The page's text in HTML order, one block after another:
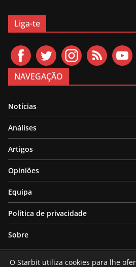
Liga-te
NAVEGAÇÃO
Notícias
Análises
Artigos
Opiniões
Equipa
Política de privacidade
Sobre
O Starbit utiliza cookies para lhe